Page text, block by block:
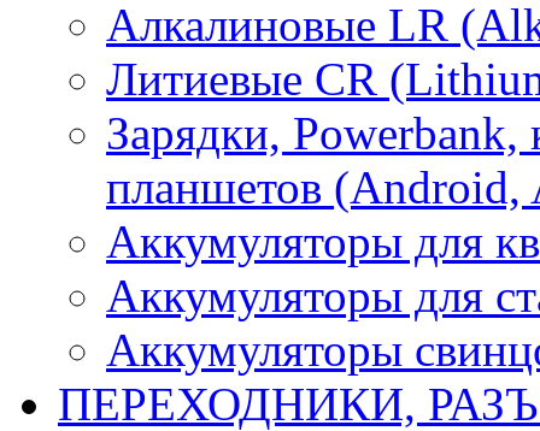
Алкалиновые LR
Литиевые CR
Зарядки, Powerbank,
планшетов (Android,
Аккумуляторы для
Аккумуляторы для
Аккумуляторы
ПЕРЕХОДНИКИ,